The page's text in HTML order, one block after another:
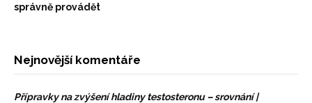
správně provádět
Nejnovější komentáře
Přípravky na zvýšení hladiny testosteronu – srovnání |